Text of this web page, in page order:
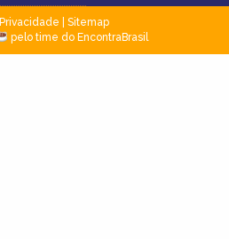
Privacidade
Sitemap
pelo time do EncontraBrasil